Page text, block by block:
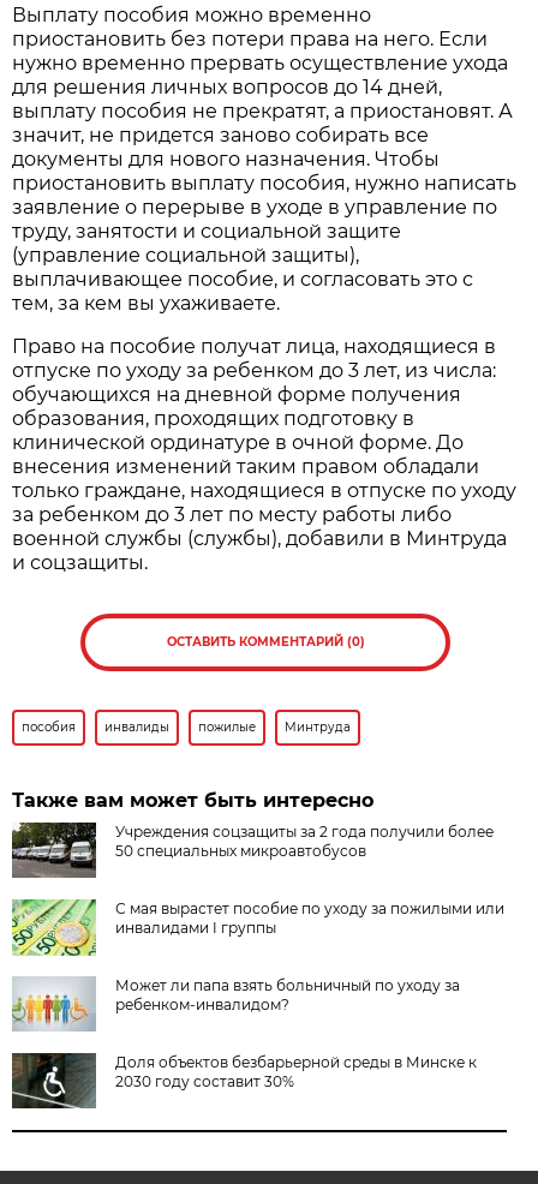
Выплату пособия можно временно
приостановить без потери права на него. Если
нужно временно прервать осуществление ухода
для решения личных вопросов до 14 дней,
выплату пособия не прекратят, а приостановят. А
значит, не придется заново собирать все
документы для нового назначения. Чтобы
приостановить выплату пособия, нужно написать
заявление о перерыве в уходе в управление по
труду, занятости и социальной защите
(управление социальной защиты),
выплачивающее пособие, и согласовать это с
тем, за кем вы ухаживаете.
Право на пособие получат лица, находящиеся в
отпуске по уходу за ребенком до 3 лет, из числа:
обучающихся на дневной форме получения
образования, проходящих подготовку в
клинической ординатуре в очной форме. До
внесения изменений таким правом обладали
только граждане, находящиеся в отпуске по уходу
за ребенком до 3 лет по месту работы либо
военной службы (службы), добавили в Минтруда
и соцзащиты.
ОСТАВИТЬ КОММЕНТАРИЙ (0)
пособия инвалиды пожилые Минтруда
Также вам может быть интересно
Учреждения соцзащиты за 2 года получили более
50 специальных микроавтобусов
С мая вырастет пособие по уходу за пожилыми или
инвалидами I группы
Может ли папа взять больничный по уходу за
ребенком-инвалидом?
Доля объектов безбарьерной среды в Минске к
2030 году составит 30%